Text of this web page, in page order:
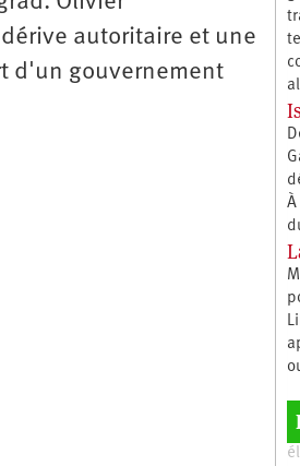
autoritaire et une
d'un gouvernement
À